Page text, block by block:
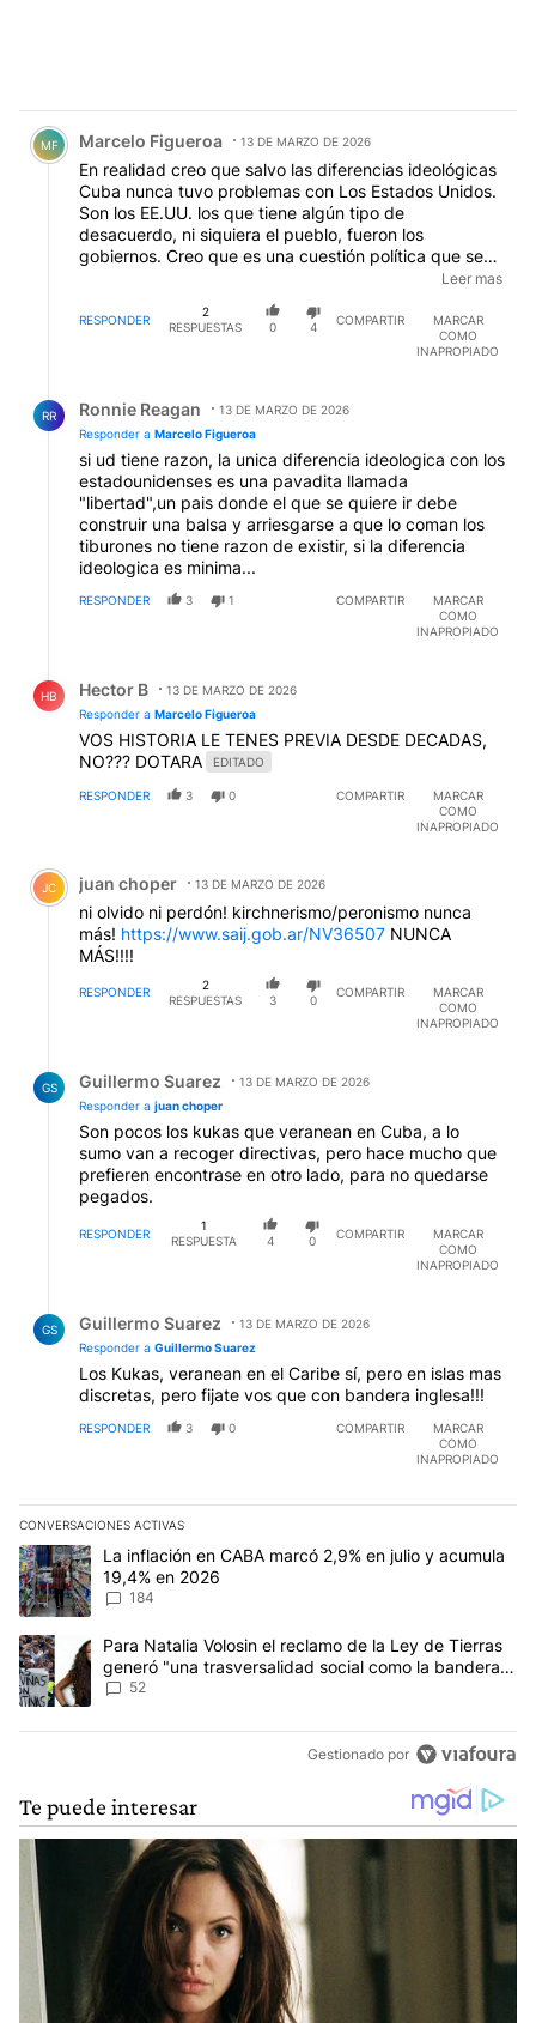
Comentario de Marcelo Figueroa.
MF Marcelo Figueroa 13 DE MARZO DE 2026
En realidad creo que salvo las diferencias ideológicas
Cuba nunca tuvo problemas con Los Estados Unidos.
Son los EE.UU. los que tiene algún tipo de
desacuerdo, ni siquiera el pueblo, fueron los
gobiernos. Creo que es una cuestión política que se
puede arreglar de un día para otro. La mayoría del
pueblo cubano está deseoso de visitar La Florida y
muchos americanos dejarían de viajar a cuba a través
de otros países pudiéndolo hacer directamente.
Leer mas
RESPONDER
2
RESPUESTAS
0 4
COMPARTIR
MARCAR
COMO
INAPROPIADO
RR Ronnie Reagan
13 DE MARZO DE 2026
Responder a Marcelo Figueroa
si ud tiene razon, la unica diferencia ideologica con los
estadounidenses es una pavadita llamada
"libertad",un pais donde el que se quiere ir debe
construir una balsa y arriesgarse a que lo coman los
tiburones no tiene razon de existir, si la diferencia
ideologica es minima...
RESPONDER 3 1 COMPARTIR
MARCAR
COMO
INAPROPIADO
HB Hector B
13 DE MARZO DE 2026
Responder a Marcelo Figueroa
VOS HISTORIA LE TENES PREVIA DESDE DECADAS,
NO??? DOTARA
EDITADO
RESPONDER 3 0 COMPARTIR
MARCAR
COMO
INAPROPIADO
Comentario de juan choper.
JC juan choper 13 DE MARZO DE 2026
ni olvido ni perdón! kirchnerismo/peronismo nunca
más! https://www.saij.gob.ar/NV36507 NUNCA
MÁS!!!!
RESPONDER
2
RESPUESTAS
3 0
COMPARTIR
MARCAR
COMO
INAPROPIADO
GS Guillermo Suarez
13 DE MARZO DE 2026
Responder a juan choper
Son pocos los kukas que veranean en Cuba, a lo
sumo van a recoger directivas, pero hace mucho que
prefieren encontrase en otro lado, para no quedarse
pegados.
RESPONDER
1
RESPUESTA
4 0
COMPARTIR
MARCAR
COMO
INAPROPIADO
GS Guillermo Suarez
13 DE MARZO DE 2026
Responder a Guillermo Suarez
Los Kukas, veranean en el Caribe sí, pero en islas mas
discretas, pero fijate vos que con bandera inglesa!!!
RESPONDER 3 0 COMPARTIR
MARCAR
COMO
INAPROPIADO
CONVERSACIONES ACTIVAS
Este listado muestra los artículos con más comentarios en los
Un artículo de tendencia con el título "La inflación en CABA
La inflación en CABA marcó 2,9% en julio y acumula
19,4% en 2026
184
Un artículo de tendencia con el título "Para Natalia Volosin el
Para Natalia Volosin el reclamo de la Ley de Tierras
generó "una trasversalidad social como la bandera
de Malvinas"
52
Gestionado por